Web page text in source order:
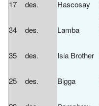
17 des. Hascosay
34 des. Lamba
35 des. Isla Brother
25 des. Bigga